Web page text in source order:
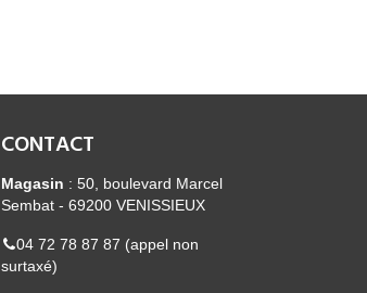
CONTACT
Magasin : 50, boulevard Marcel
Sembat - 69200 VENISSIEUX
04 72 78 87 87 (appel non
surtaxé)